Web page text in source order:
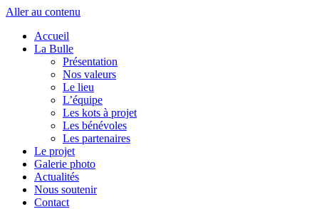
Aller au contenu
Accueil
La Bulle
Présentation
Nos valeurs
Le lieu
L’équipe
Les kots à projet
Les bénévoles
Les partenaires
Le projet
Galerie photo
Actualités
Nous soutenir
Contact